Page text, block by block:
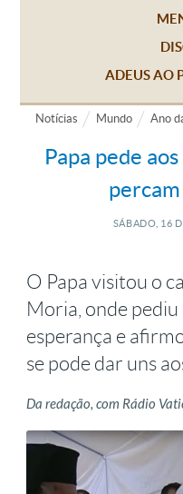
ADEUS AO
Notícias Mundo Ano
Papa pede
SÁBADO, 16
O Papa visitou o
Moria, onde pediu
esperança e
se pode dar uns
Da redação, com Rádio